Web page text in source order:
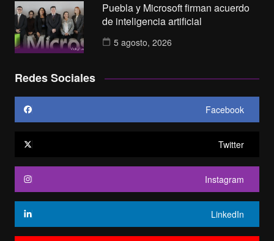
Puebla y Microsoft firman acuerdo
de inteligencia artificial
5 agosto, 2026
Redes Sociales
Facebook
Twitter
Instagram
LinkedIn